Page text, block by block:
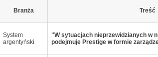
Branża Treść
System
argentyński
"W sytuacjach nieprzewidzianych w
podejmuje Prestige w formie